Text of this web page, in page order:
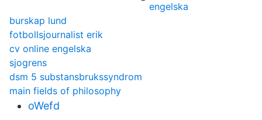
engelska
burskap lund
fotbollsjournalist erik
cv online engelska
sjogrens
dsm 5 substansbrukssyndrom
main fields of philosophy
oWefd